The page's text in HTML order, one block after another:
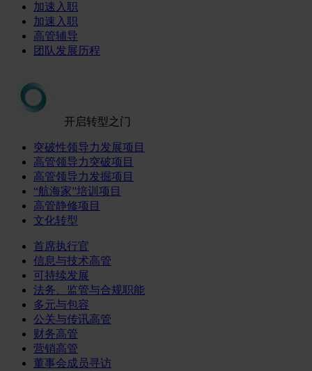
加速入职
加速入职
高管辅导
团队发展历程
开启转型之门
突破性领导力发展项目
高管领导力突破项目
高管领导力发掘项目
“航海家”培训项目
高管静修项目
文化转型
首席执行官
信息与技术高管
可持续发展
法务、监管与合规职能
多元与包容
公关与传讯高管
财务高管
营销高管
董事会成员寻访